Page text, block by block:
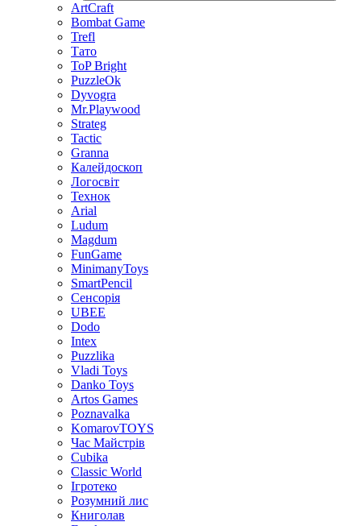
ArtCraft
Bombat Game
Trefl
Тато
ToP Bright
PuzzleOk
Dyvogra
Mr.Playwood
Strateg
Tactic
Granna
Калейдоскоп
Логосвіт
Технок
Arial
Ludum
Magdum
FunGame
MinimanyToys
SmartPencil
Сенсорія
UBEE
Dodo
Intex
Puzzlika
Vladi Toys
Danko Toys
Artos Games
Poznavalka
KomarovTOYS
Час Майстрів
Cubika
Classic World
Ігротеко
Розумний лис
Книголав